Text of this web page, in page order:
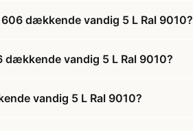
dækkende vandig 5 L Ral 9010?
vandig 5 L Ral 9010?
vandig 5 L Ral 9010?